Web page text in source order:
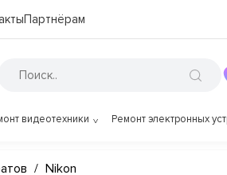
Партнёрам
видеотехники Ремонт электронных
/ Nikon